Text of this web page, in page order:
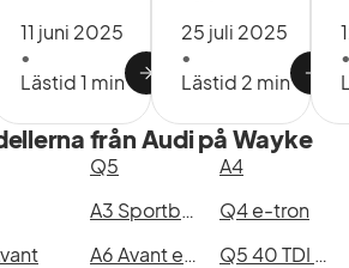
11 juni 2025
•
Lästid 1 min
25 juli 2025
•
Lästid 2 min
från Audi på Wayke
Q5
A4
A3 Sportback 35 TFSI
Q4 e-tron
A6 Avant e-hybrid quattro
Q5 40 TDI quattro